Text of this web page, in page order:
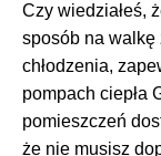
Czy wiedziałeś,
sposób na walkę
chłodzenia,
pompach ciepła
pomieszczeń
że nie musisz